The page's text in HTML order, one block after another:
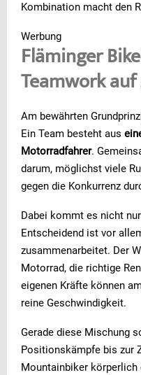
Kombination macht den
Werbung
Fläminger
Teamwork
Am bewährten
Ein Team besteht aus
Motorradfahrer.
darum, möglichst viele
gegen die Konkurrenz
Dabei kommt es nicht
Entscheidend ist vor
zusammenarbeitet. Der
Motorrad, die richtige
eigenen Kräfte können
reine Geschwindigkeit.
Gerade diese Mischung
Positionskämpfe bis zur
Mountainbiker